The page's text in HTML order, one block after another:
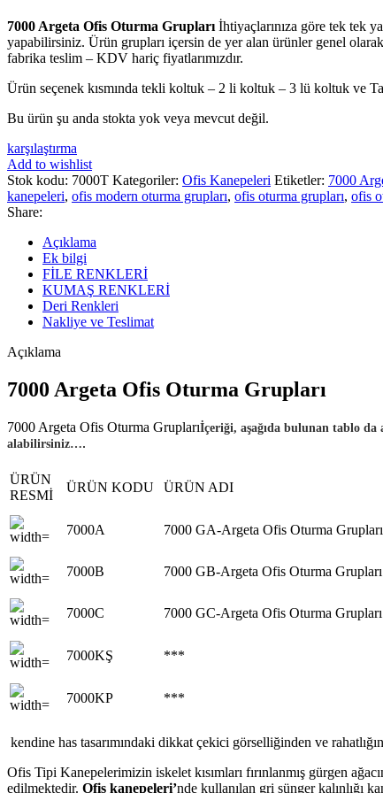
7000 Argeta Ofis Oturma Grupları İhtiyaçlarınıza göre tek tek
yapabilirsiniz. Ürün grupları içersin de yer alan ürünler genel
fabrika teslim – KDV hariç fiyatlarımızdır.
Ürün seçenek kısmında tekli koltuk – 2 li koltuk – 3 lü koltuk ve
Bu ürün şu anda stokta yok veya mevcut değil.
karşılaştırma
Add to wishlist
Stok kodu: 7000T Kategoriler: Ofis Kanepeleri Etiketler: 7000
kanepeleri, ofis modern oturma grupları, ofis oturma grupları, ofis
Share:
Açıklama
Ek bilgi
FİLE RENKLERİ
KUMAŞ RENKLERİ
Deri Renkleri
Nakliye ve Teslimat
Açıklama
7000 Argeta Ofis Oturma Grupları
7000 Argeta Ofis Oturma Gruplarıİçeriği, aşağıda bulunan tablo
alabilirsiniz….
ÜRÜN
RESMİ
ÜRÜN KODU ÜRÜN ADI
7000A 7000 GA-Argeta Ofis Oturma
7000B 7000 GB-Argeta Ofis Oturma
7000C 7000 GC-Argeta Ofis Oturma
7000KŞ ***
7000KP ***
kendine has tasarımındaki dikkat çekici görselliğinden ve
Ofis Tipi Kanepelerimizin iskelet kısımları fırınlanmış gürgen
edilmektedir. Ofis kanepeleri’nde kullanılan gri sünger kalınlığı